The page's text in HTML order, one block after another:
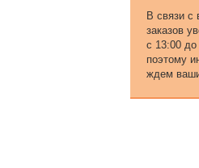
В связи с
заказов
с 13:00
поэтому
ждем